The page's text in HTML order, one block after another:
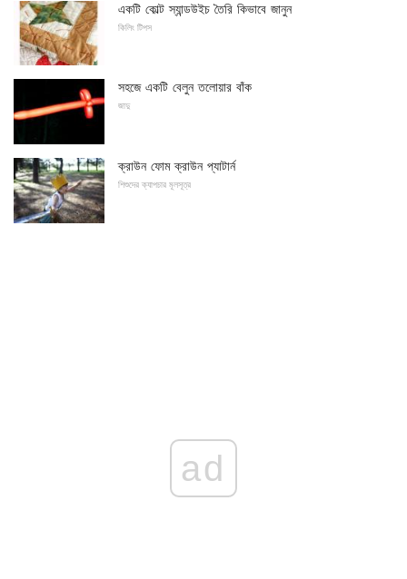
একটি কোল্ট স্যান্ডউইচ তৈরি কিভাবে জানুন
কিলিং টিপস
সহজে একটি বেলুন তলোয়ার বাঁক
জাদু
ক্রাউন ফোম ক্রাউন প্যাটার্ন
শিশুদের ক্যাপচার মূলসূত্র
ad